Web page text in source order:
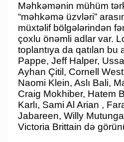
Məhkəmənin mühüm
“məhkəmə üzvləri”
müxtəlif bölgələrindən
çoxlu önəmli adlar var.
toplantıya da qatılan bu
Pappe, Jeff Halper,
Ayhan Çitil, Cornell
Naomi Klein, Aslı Bali,
Craig Mokhiber, Hatem
Karlı, Sami Al Arian ,
Jabareen, Willy
Victoria Brittain də